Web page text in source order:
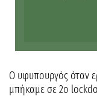
Ο υφυπουργός όταν
μπήκαμε σε 2ο